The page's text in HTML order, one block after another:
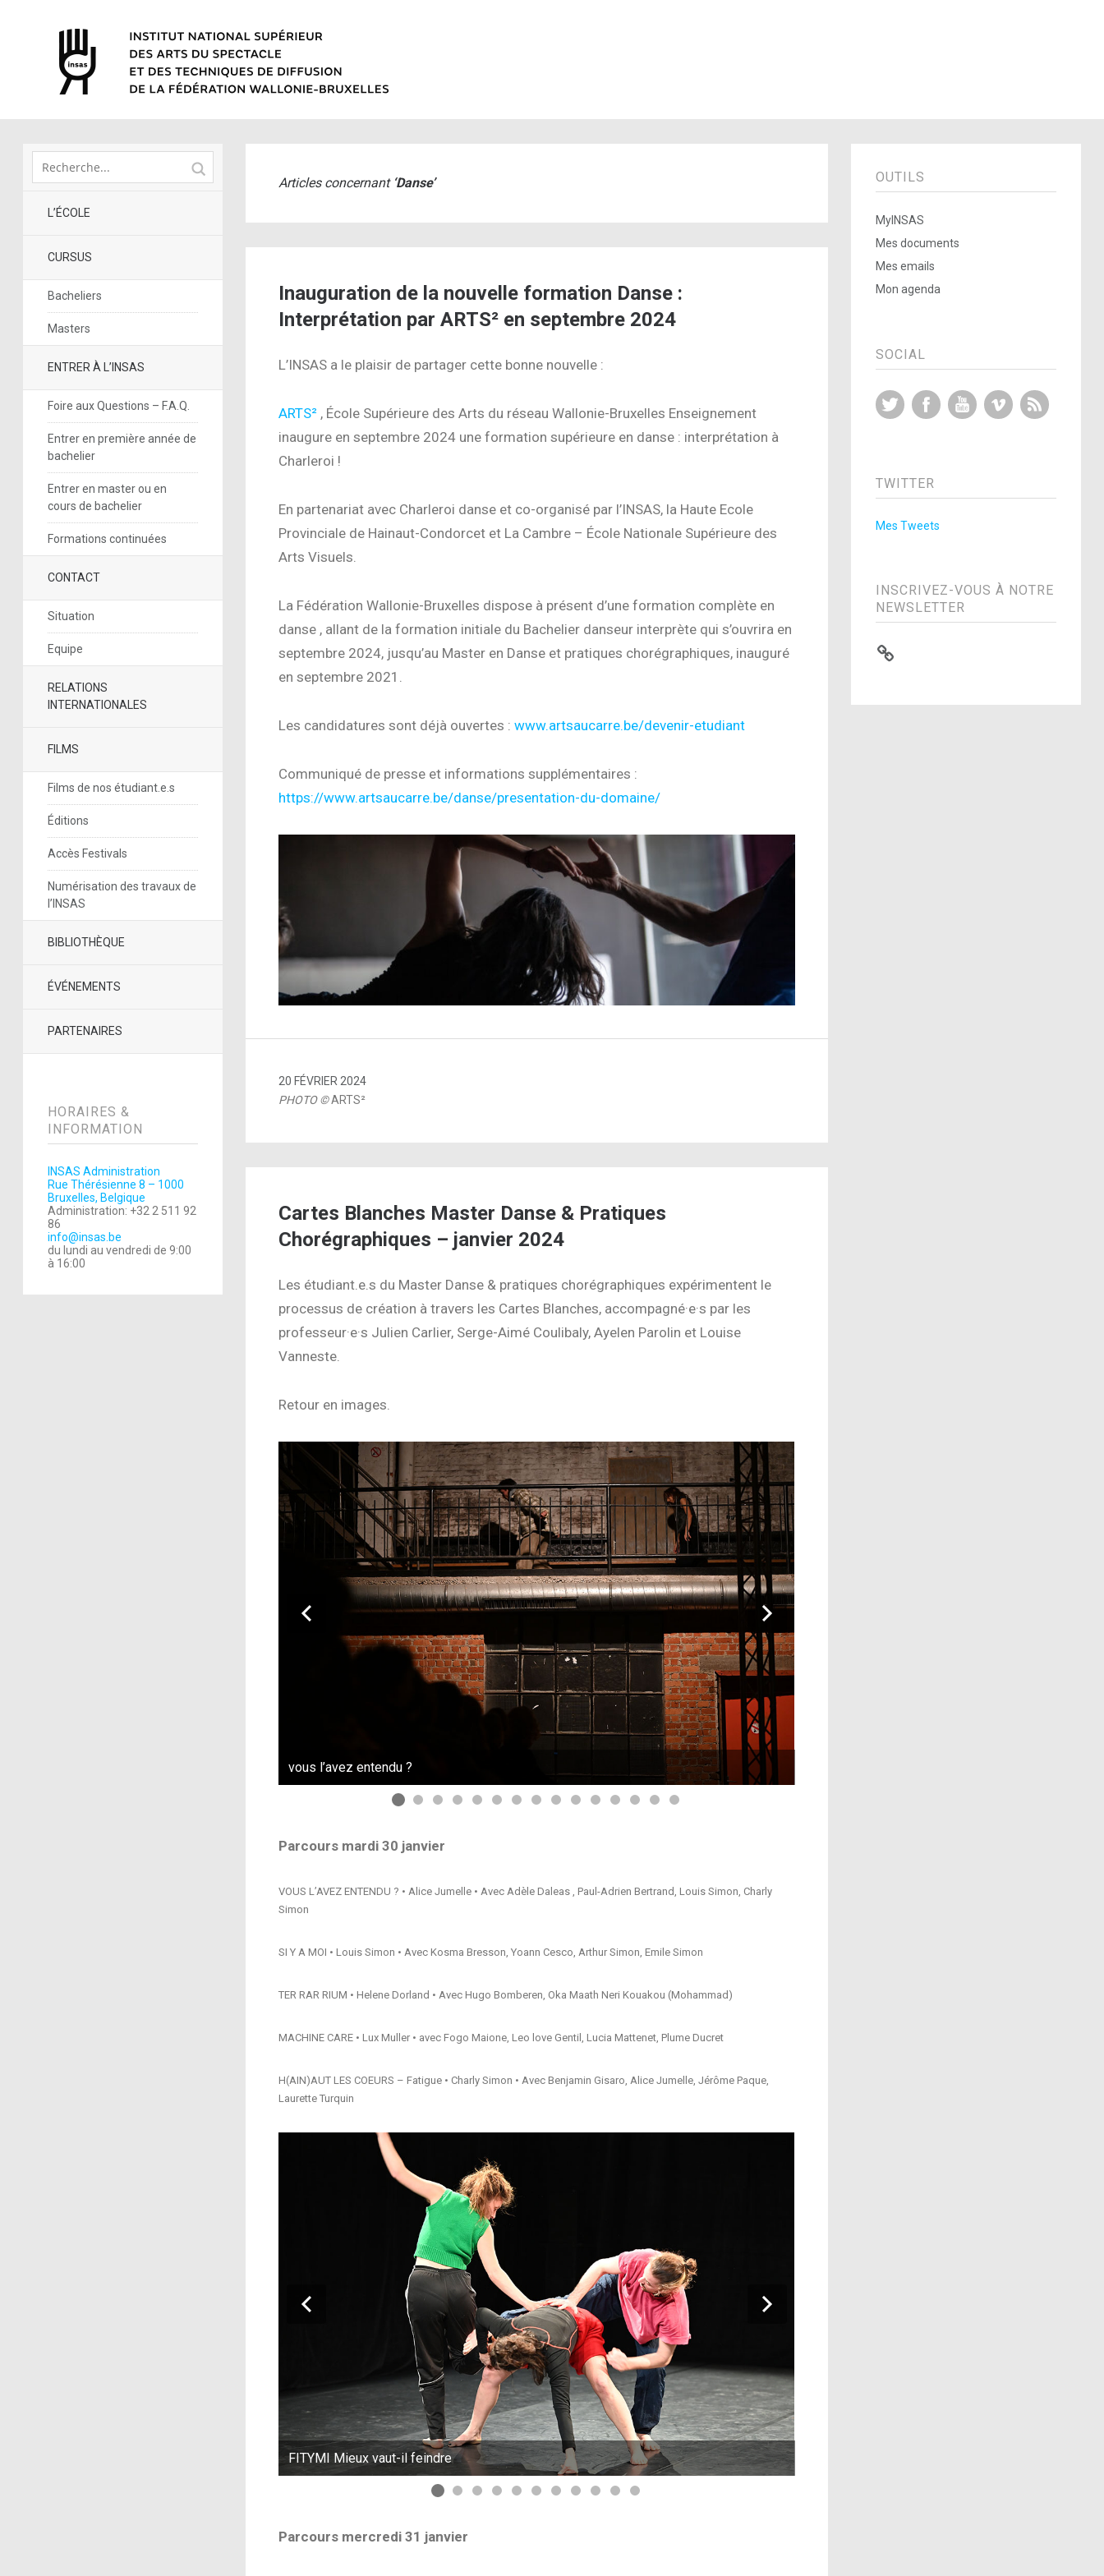
L’ÉCOLE
CURSUS
Bacheliers
Masters
ENTRER À L’INSAS
Foire aux Questions – F.A.Q.
Entrer en première année de
bachelier
Entrer en master ou en
cours de bachelier
Formations continuées
CONTACT
Situation
Equipe
RELATIONS
INTERNATIONALES
FILMS
Films de nos étudiant.e.s
Éditions
Accès Festivals
Numérisation des travaux de
l’INSAS
BIBLIOTHÈQUE
ÉVÉNEMENTS
PARTENAIRES
HORAIRES &
INFORMATION
INSAS Administration
Rue Thérésienne 8 – 1000
Bruxelles, Belgique
Administration: +32 2 511 92
86
info@insas.be
du lundi au vendredi de 9:00
à 16:00
Articles concernant ‘Danse’
Inauguration de la nouvelle formation Danse :
Interprétation par ARTS² en septembre 2024
L’INSAS a le plaisir de partager cette bonne nouvelle :
ARTS² , École Supérieure des Arts du réseau Wallonie-Bruxelles Enseignement
inaugure en septembre 2024 une formation supérieure en danse : interprétation à
Charleroi !
En partenariat avec Charleroi danse et co-organisé par l’INSAS, la Haute Ecole
Provinciale de Hainaut-Condorcet et La Cambre – École Nationale Supérieure des
Arts Visuels.
La Fédération Wallonie-Bruxelles dispose à présent d’une formation complète en
danse , allant de la formation initiale du Bachelier danseur interprète qui s’ouvrira en
septembre 2024, jusqu’au Master en Danse et pratiques chorégraphiques, inauguré
en septembre 2021.
Les candidatures sont déjà ouvertes : www.artsaucarre.be/devenir-etudiant
Communiqué de presse et informations supplémentaires :
https://www.artsaucarre.be/danse/presentation-du-domaine/
20 FÉVRIER 2024
PHOTO ©ARTS²
Cartes Blanches Master Danse & Pratiques
Chorégraphiques – janvier 2024
Les étudiant.e.s du Master Danse & pratiques chorégraphiques expérimentent le
processus de création à travers les Cartes Blanches, accompagné·e·s par les
professeur·e·s Julien Carlier, Serge-Aimé Coulibaly, Ayelen Parolin et Louise
Vanneste.
Retour en images.
vous l’avez entendu ?
Parcours mardi 30 janvier
VOUS L’AVEZ ENTENDU ? • Alice Jumelle • Avec Adèle Daleas , Paul-Adrien Bertrand, Louis Simon, Charly
Simon
SI Y A MOI • Louis Simon • Avec Kosma Bresson, Yoann Cesco, Arthur Simon, Emile Simon
TER RAR RIUM • Helene Dorland • Avec Hugo Bomberen, Oka Maath Neri Kouakou (Mohammad)
MACHINE CARE • Lux Muller • avec Fogo Maione, Leo love Gentil, Lucia Mattenet, Plume Ducret
H(AIN)AUT LES COEURS – Fatigue • Charly Simon • Avec Benjamin Gisaro, Alice Jumelle, Jérôme Paque,
Laurette Turquin
FITYMI Mieux vaut-il feindre
Parcours mercredi 31 janvier
OUTILS
MyINSAS
Mes documents
Mes emails
Mon agenda
SOCIAL
Twitter FacebookYouTubeVimeo
TWITTER
Mes Tweets
INSCRIVEZ-VOUS À NOTRE
NEWSLETTER